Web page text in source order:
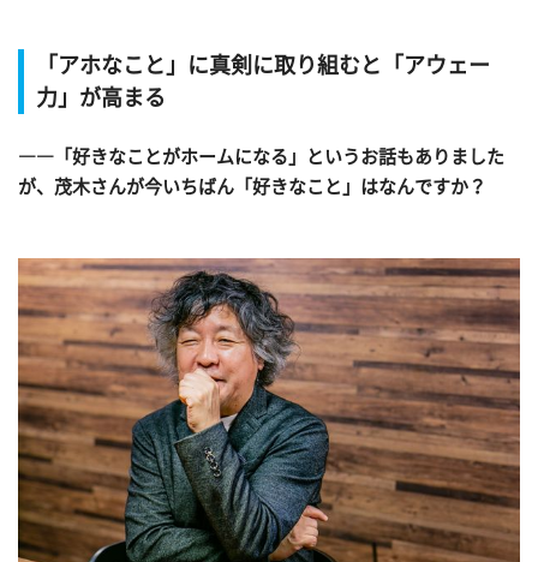
「アホなこと」に真剣に取り組むと「アウェー
力」が高まる
――「好きなことがホームになる」というお話もありました
が、茂木さんが今いちばん「好きなこと」はなんですか？